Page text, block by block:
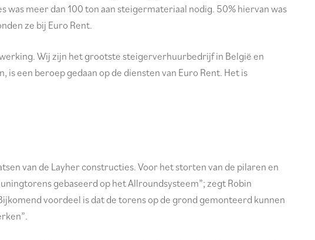
meer dan 100 ton aan steigermateriaal nodig. 50% hiervan was
ze bij Euro Rent.
Wij zijn het grootste steigerverhuurbedrijf in België en
een beroep gedaan op de diensten van Euro Rent. Het is
van de Layher constructies. Voor het storten van de pilaren en
gebaseerd op het Allroundsysteem”; zegt Robin
voordeel is dat de torens op de grond gemonteerd kunnen